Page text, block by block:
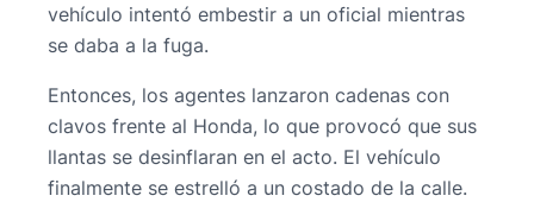
vehículo intentó embestir a un oficial mientras
se daba a la fuga.
Entonces, los agentes lanzaron cadenas con
clavos frente al Honda, lo que provocó que sus
llantas se desinflaran en el acto. El vehículo
finalmente se estrelló a un costado de la calle.